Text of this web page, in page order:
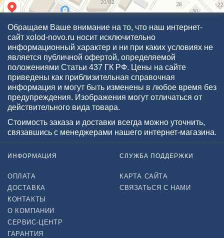
Обращаем Ваше внимание на то, что наш интернет-
сайт xolod-novo.ru носит исключительно
информационный характер и ни при каких условиях не
является публичной офертой, определяемой
положениями Статьи 437 ГК РФ. Цены на сайте
приведены как приблизительная справочная
информация и могут быть изменены в любое время без
предупреждения. Изображения могут отличаться от
действительного вида товара.
Стоимость заказа и доставки всегда можно уточнить,
связавшись с менеджерами нашего интернет-магазина.
ИНФОРМАЦИЯ
ОПЛАТА
ДОСТАВКА
КОНТАКТЫ
О КОМПАНИИ
СЕРВИС-ЦЕНТР
ГАРАНТИЯ
СЛУЖБА ПОДДЕРЖКИ
КАРТА САЙТА
СВЯЗАТЬСЯ С НАМИ